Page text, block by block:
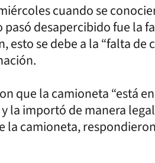
cuando se
pasó desapercibido fue la
esto se debe a la “falta de
que la camioneta “está
la importó de manera
la camioneta,